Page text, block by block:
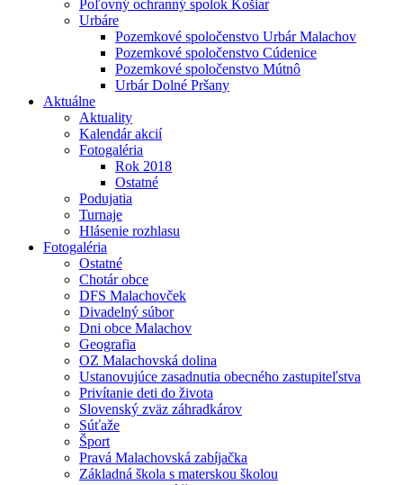
Poľovný ochranný spolok Košiar
Urbáre
Pozemkové spoločenstvo Urbár Malachov
Pozemkové spoločenstvo Cúdenice
Pozemkové spoločenstvo Mútnô
Urbár Dolné Pršany
Aktuálne
Aktuality
Kalendár akcií
Fotogaléria
Rok 2018
Ostatné
Podujatia
Turnaje
Hlásenie rozhlasu
Fotogaléria
Ostatné
Chotár obce
DFS Malachovček
Divadelný súbor
Dni obce Malachov
Geografia
OZ Malachovská dolina
Ustanovujúce zasadnutia obecného zastupiteľstva
Privítanie deti do života
Slovenský zväz záhradkárov
Súťaže
Šport
Pravá Malachovská zabíjačka
Základná škola s materskou školou